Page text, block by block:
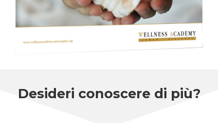
Desideri conoscere di più?